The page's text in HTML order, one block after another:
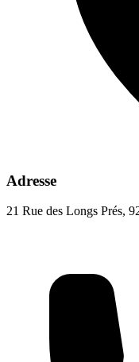
Adresse
21 Rue des Longs Prés,